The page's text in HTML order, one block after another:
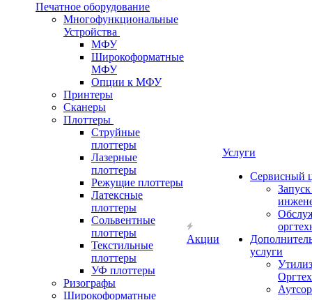
Печатное оборудование
Многофункциональные
Устройства
МФУ
Широкоформатные
МФУ
Опции к МФУ
Принтеры
Сканеры
Плоттеры
Струйные
плоттеры
Лазерные
плоттеры
Режущие плоттеры
Латексные
плоттеры
Сольвентные
плоттеры
Текстильные
плоттеры
УФ плоттеры
Ризографы
Широкоформатные
Акции
Услуги
Сервисный
услуги